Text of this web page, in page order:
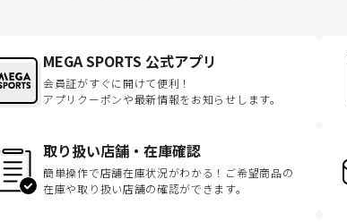
MEGA SPORTS 公式アプリ
会員証がすぐに開けて便利！
アプリクーポンや最新情報をお知らせします。
取り扱い店舗・在庫確認
簡単操作で店舗在庫状況がわかる！ご希望商品の
在庫や取り扱い店舗の確認ができます。